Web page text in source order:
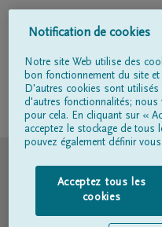
Suivez-nous sur
Notification de cookies
Notre site Web utilise des
bon fonctionnement du site
D'autres cookies sont utilisés
d'autres fonctionnalités;
pour cela. En cliquant sur «
acceptez le stockage de tous
pouvez également définir
Acceptez tous les
cookies